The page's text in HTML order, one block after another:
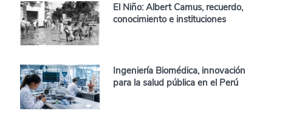
El Niño: Albert Camus, recuerdo,
conocimiento e instituciones
Ingeniería Biomédica, innovación
para la salud pública en el Perú